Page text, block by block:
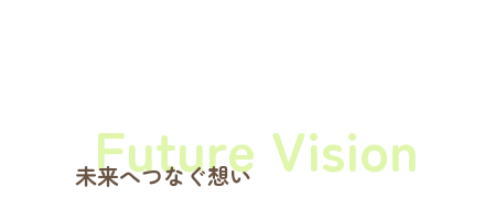
未来へつなぐ想い
Future Vision